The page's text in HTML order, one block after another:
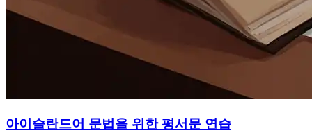
아이슬란드어 문법을 위한 평서문 연습